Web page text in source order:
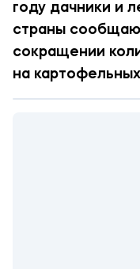
году дачники и
страны
сокращении
на